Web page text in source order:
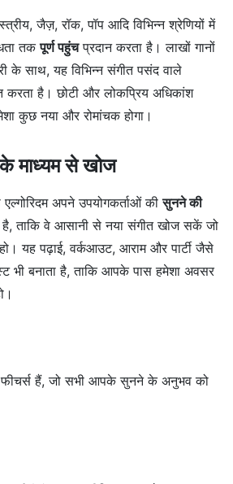
जैज़, रॉक, पॉप आदि विभिन्न श्रेणियों में
तकपूर्ण पहुंचप्रदान करता है। लाखों गानों
के साथ, यह विभिन्न संगीत पसंद वाले
करता है। छोटी और लोकप्रिय अधिकांश
कुछ नया और रोमांचक होगा।
माध्यम से खोज
अपने उपयोगकर्ताओं कीसुनने की
ताकि वे आसानी से नया संगीत खोज सकें जो
यह पढ़ाई, वर्कआउट, आराम और पार्टी जैसे
भी बनाता है, ताकि आपके पास हमेशा अवसर
फीचर्स हैं, जो सभी आपके सुनने के अनुभव को